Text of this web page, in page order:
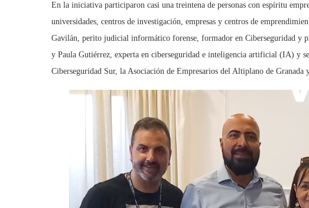
En la iniciativa participaron casi una treintena de personas con espíritu
universidades, centros de investigación, empresas y centros de
Gavilán, perito judicial informático forense, formador en Ciberseguridad y
y Paula Gutiérrez, experta en ciberseguridad e inteligencia artificial (IA) y
Ciberseguridad Sur, la Asociación de Empresarios del Altiplano de